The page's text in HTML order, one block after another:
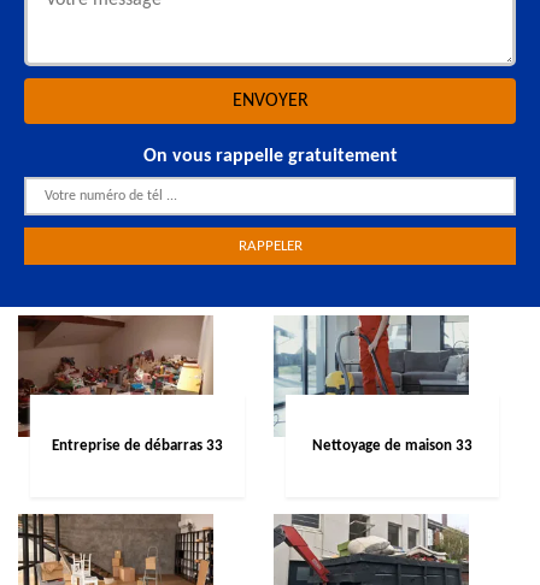
On vous rappelle gratuitement
Entreprise de débarras 33 Nettoyage de maison 33